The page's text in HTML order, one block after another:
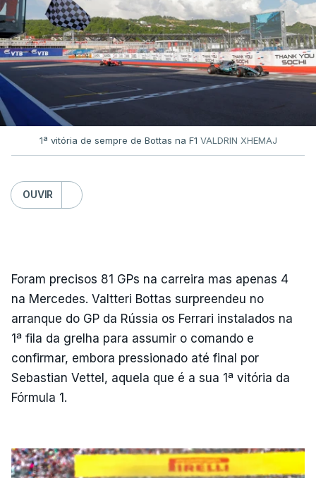
1ª vitória de sempre de Bottas na F1 VALDRIN XHEMAJ
OUVIR
Foram precisos 81 GPs na carreira mas apenas 4
na Mercedes. Valtteri Bottas surpreendeu no
arranque do GP da Rússia os Ferrari instalados na
1ª fila da grelha para assumir o comando e
confirmar, embora pressionado até final por
Sebastian Vettel, aquela que é a sua 1ª vitória da
Fórmula 1.